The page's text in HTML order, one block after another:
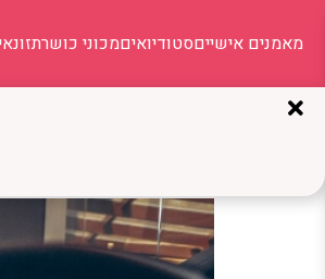
מאמנים אישייםסטודיואיםמכוני כושר
כמה חזרות